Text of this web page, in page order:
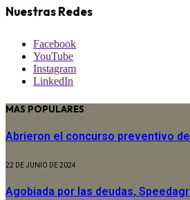
Nuestras Redes
Facebook
YouTube
Instagram
LinkedIn
MAS POPULARES
Abrieron el concurso preventivo
22 DE JUNIO DE 2024
Agobiada por las deudas,